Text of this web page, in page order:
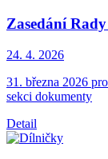
Zasedání
24. 4. 2026
31. března 2026
sekci dokumenty
Detail